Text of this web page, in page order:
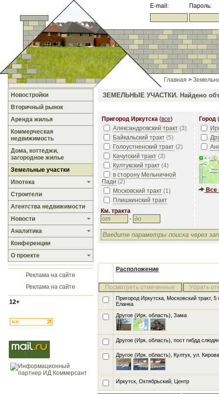
E-mail: Пароль:
Главная >
Новостройки
Вторичный рынок
Аренда жилья
Коммерческая
недвижимость
Дома, коттеджи,
загородное жилье
Земельные участки
Ипотека
Строители
Агентства недвижимости
Новости
Аналитика
Конференции
О проекте
Реклама на сайте
Реклама на сайте
12+
ЗЕМЕЛЬНЫЕ УЧАСТКИ. Найдено
Пригород Иркутска (все)
Александровский тракт (3)
Байкальский тракт (5)
Голоустненский тракт (2)
Качугский тракт (3)
Култукский тракт (4)
в сторону Мельничной
Пади (2)
Московский тракт (1)
Плишкинский тракт
Км. тракта
-
Город (
Все
Расположение
Посмотреть отмеченные Убрать
Пригород Иркутска, Московский тракт,
Еланка
Другое (Ирк. область), Зама
Другое (Ирк. область), пост гибдд
Другое (Ирк. область), Култук, ул.
Иркутск, Октябрьский, Центр